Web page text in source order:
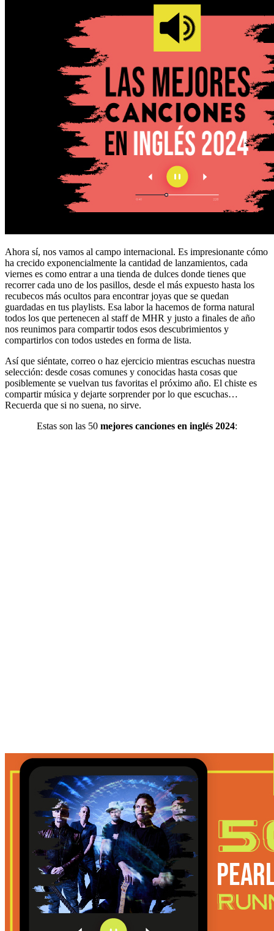
Ahora sí, nos vamos al campo internacional. Es impresionante cómo
ha crecido exponencialmente la cantidad de lanzamientos, cada
viernes es como entrar a una tienda de dulces donde tienes que
recorrer cada uno de los pasillos, desde el más expuesto hasta los
recubecos más ocultos para encontrar joyas que se quedan
guardadas en tus playlists. Esa labor la hacemos de forma natural
todos los que pertenecen al staff de MHR y justo a finales de año
nos reunimos para compartir todos esos descubrimientos y
compartirlos con todos ustedes en forma de lista.
Así que siéntate, correo o haz ejercicio mientras escuchas nuestra
selección: desde cosas comunes y conocidas hasta cosas que
posiblemente se vuelvan tus favoritas el próximo año. El chiste es
compartir música y dejarte sorprender por lo que escuchas…
Recuerda que si no suena, no sirve.
Estas son las 50 mejores canciones en inglés 2024: